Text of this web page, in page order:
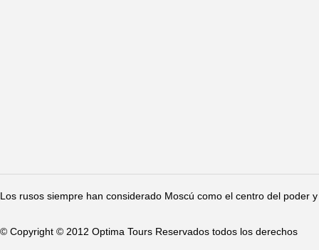
Los rusos siempre han considerado Moscú como el centro del poder
© Copyright © 2012 Optima Tours Reservados todos los derechos